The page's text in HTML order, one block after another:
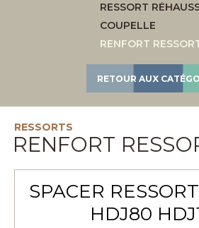
RESSORT
COUPELLE
RENFORT
RETOUR AUX
RESSORTS
RENFORT
SPACER
HDJ80